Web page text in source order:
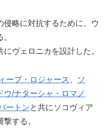
略に対抗するために、ウ
にヴェロニカを設計した。
ーブ・ロジャース
ソ
ウ/ナターシャ・ロマノ
ートンと共にソコヴィア
する。